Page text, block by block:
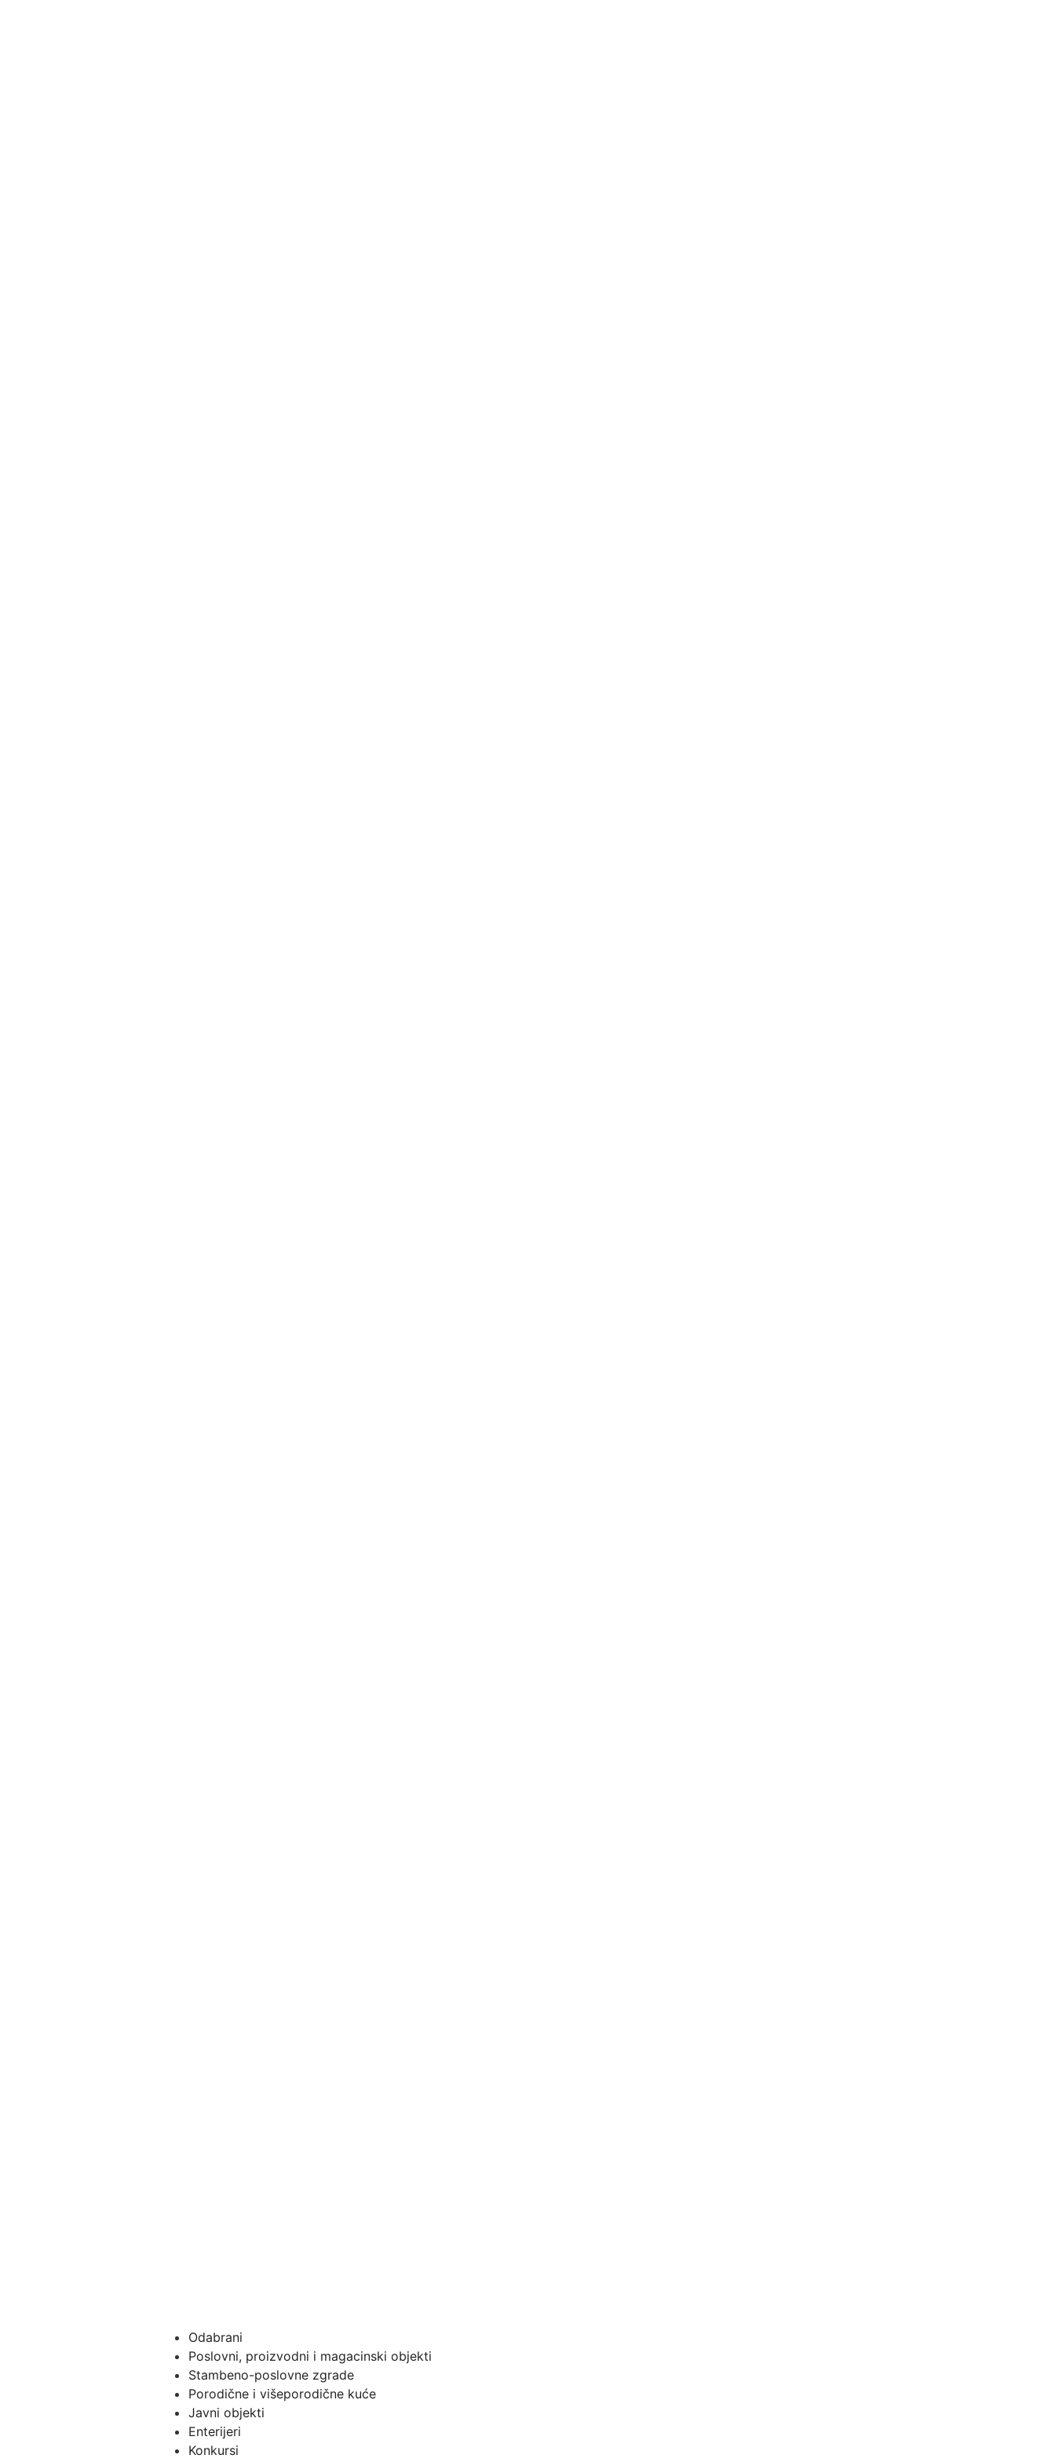
Odabrani
Poslovni, proizvodni i magacinski objekti
Stambeno-poslovne zgrade
Porodične i višeporodične kuće
Javni objekti
Enterijeri
Konkursi